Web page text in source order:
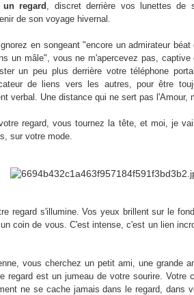
regard
, discret derrière vos lunettes
de son voyage hivernal.
en songeant "encore un admirateur
un mâle", vous ne m'apercevez pas,
un peu plus derrière votre téléphone
de liens vers les autres, pour être
verbal. Une distance qui ne sert pas l'Amour,
regard, vous tournez la tête, et moi, je
sur votre mode.
regard s'illumine. Vos yeux brillent sur le
coin de vous. C'est intense, c'est un lien
vous cherchez un petit ami, une grande
regard est un jumeau de votre sourire. Votre
ne se cache jamais dans le regard, dans